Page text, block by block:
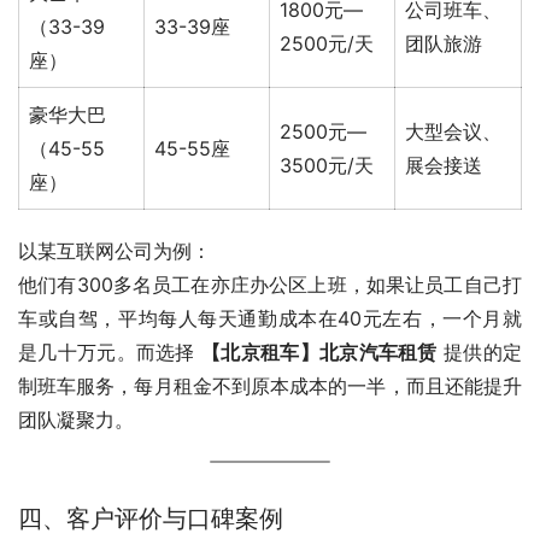
（33-39
座）
33-39座
1800元—
2500元/天
公司班车、
团队旅游
豪华大巴
（45-55
座）
45-55座
2500元—
3500元/天
大型会议、
展会接送
以某互联网公司为例：
他们有300多名员工在亦庄办公区上班，如果让员工自己打
车或自驾，平均每人每天通勤成本在40元左右，一个月就
是几十万元。而选择
【北京租车】北京汽车租赁 提供的定
制班车服务，每月租金不到原本成本的一半，而且还能提升
团队凝聚力。
四、客户评价与口碑案例